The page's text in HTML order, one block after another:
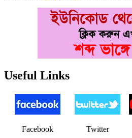
Useful Links
Facebook Twitter